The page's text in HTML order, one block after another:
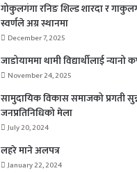
गोकुलगंगा रनिङ शिल्ड शारदा र
स्वर्णले अग्र स्थानमा
December 7, 2025
जाडोयाममा थामी विद्यार्थीलाई न्यानो
November 24, 2025
सामुदायिक विकास समाजको प्रगती
जनप्रतिनिधिको मेला
July 20, 2024
लहरे माने अलपत्र
January 22, 2024